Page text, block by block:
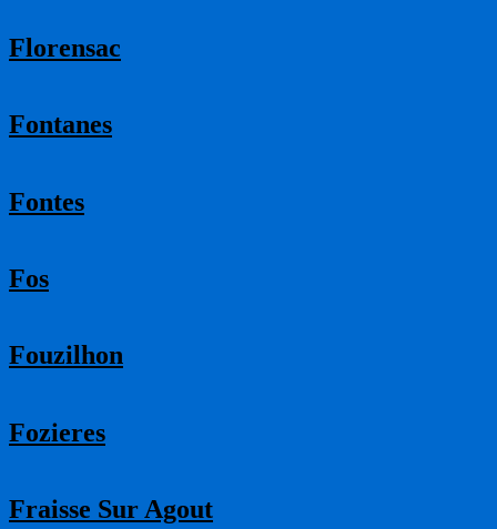
Florensac
Fontanes
Fontes
Fos
Fouzilhon
Fozieres
Fraisse Sur Agout